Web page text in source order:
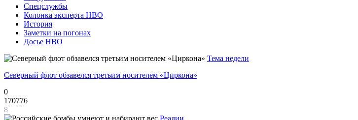
Спецслужбы
Колонка эксперта НВО
История
Заметки на погонах
Досье НВО
Тема недели
Северный флот обзавелся третьим носителем «Циркона»
0
170776
8